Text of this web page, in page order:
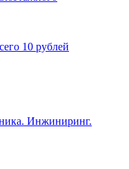
10 рублей
Инжиниринг.